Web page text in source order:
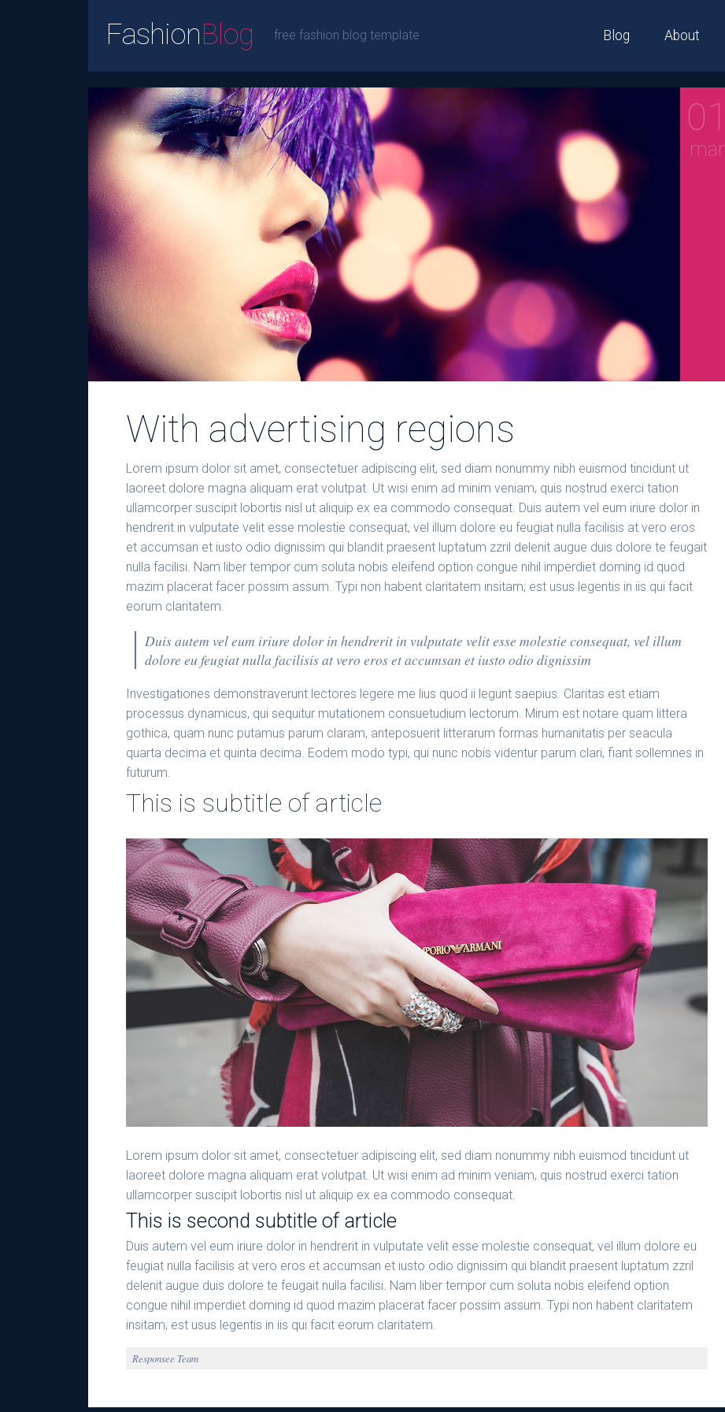
FashionBlog free fashion blog template Blog About
01
mar
With advertising regions
Lorem ipsum dolor sit amet, consectetuer adipiscing elit, sed diam nonummy nibh euismod tincidunt ut
laoreet dolore magna aliquam erat volutpat. Ut wisi enim ad minim veniam, quis nostrud exerci tation
ullamcorper suscipit lobortis nisl ut aliquip ex ea commodo consequat. Duis autem vel eum iriure dolor in
hendrerit in vulputate velit esse molestie consequat, vel illum dolore eu feugiat nulla facilisis at vero eros
et accumsan et iusto odio dignissim qui blandit praesent luptatum zzril delenit augue duis dolore te feugait
nulla facilisi. Nam liber tempor cum soluta nobis eleifend option congue nihil imperdiet doming id quod
mazim placerat facer possim assum. Typi non habent claritatem insitam; est usus legentis in iis qui facit
eorum claritatem.
Duis autem vel eum iriure dolor in hendrerit in vulputate velit esse molestie consequat, vel illum
dolore eu feugiat nulla facilisis at vero eros et accumsan et iusto odio dignissim
Investigationes demonstraverunt lectores legere me lius quod ii legunt saepius. Claritas est etiam
processus dynamicus, qui sequitur mutationem consuetudium lectorum. Mirum est notare quam littera
gothica, quam nunc putamus parum claram, anteposuerit litterarum formas humanitatis per seacula
quarta decima et quinta decima. Eodem modo typi, qui nunc nobis videntur parum clari, fiant sollemnes in
futurum.
This is subtitle of article
Lorem ipsum dolor sit amet, consectetuer adipiscing elit, sed diam nonummy nibh euismod tincidunt ut
laoreet dolore magna aliquam erat volutpat. Ut wisi enim ad minim veniam, quis nostrud exerci tation
ullamcorper suscipit lobortis nisl ut aliquip ex ea commodo consequat.
This is second subtitle of article
Duis autem vel eum iriure dolor in hendrerit in vulputate velit esse molestie consequat, vel illum dolore eu
feugiat nulla facilisis at vero eros et accumsan et iusto odio dignissim qui blandit praesent luptatum zzril
delenit augue duis dolore te feugait nulla facilisi. Nam liber tempor cum soluta nobis eleifend option
congue nihil imperdiet doming id quod mazim placerat facer possim assum. Typi non habent claritatem
insitam; est usus legentis in iis qui facit eorum claritatem.
Responsee Team